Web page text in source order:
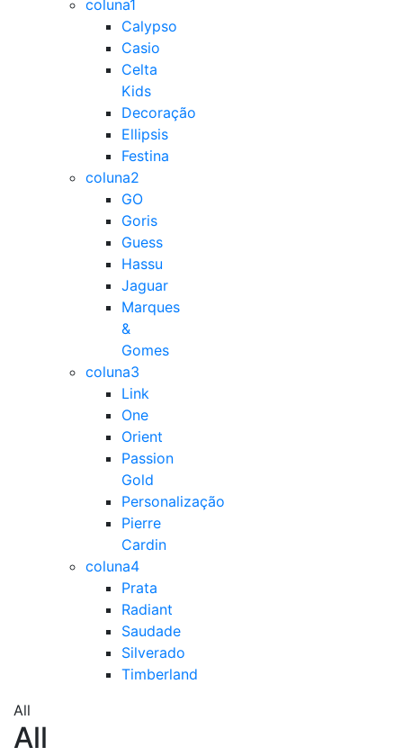
coluna1
Calypso
Casio
Celta
Kids
Decoração
Ellipsis
Festina
coluna2
GO
Goris
Guess
Hassu
Jaguar
Marques
&
Gomes
coluna3
Link
One
Orient
Passion
Gold
Personalização
Pierre
Cardin
coluna4
Prata
Radiant
Saudade
Silverado
Timberland
All
All